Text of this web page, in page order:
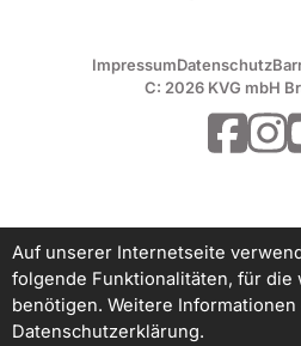
ImpressumDatenschutz
C: 2026 KVG mbH
Auf unserer Internetseite
folgende Funktionalitäten, für die
benötigen. Weitere
Datenschutzerklärung.